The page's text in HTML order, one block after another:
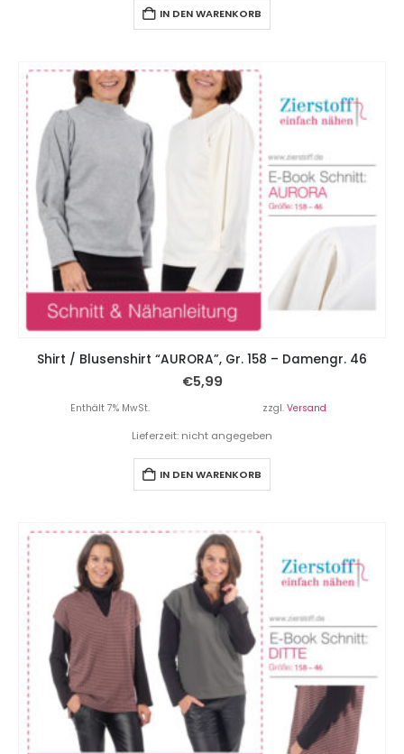
IN DEN WARENKORB
Shirt / Blusenshirt “AURORA”, Gr. 158 – Damengr. 46
€5,99
Enthält 7% MwSt. zzgl. Versand
Lieferzeit: nicht angegeben
IN DEN WARENKORB